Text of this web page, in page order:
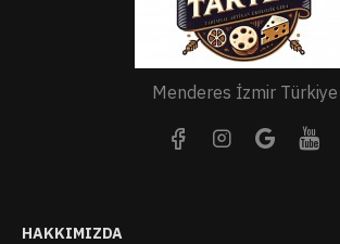
Menderes İzmir Türkiye
HAKKIMIZDA